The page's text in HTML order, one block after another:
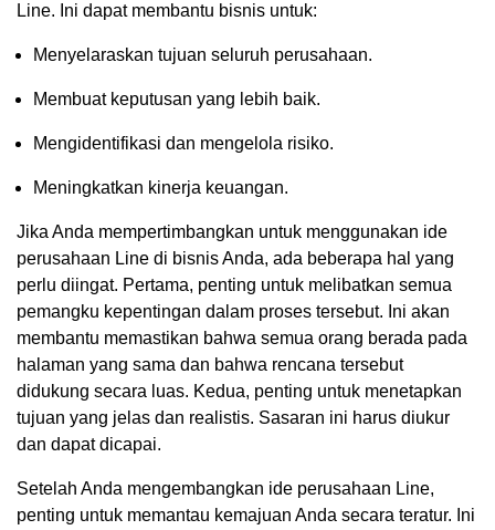
Line. Ini dapat membantu bisnis untuk:
Menyelaraskan tujuan seluruh perusahaan.
Membuat keputusan yang lebih baik.
Mengidentifikasi dan mengelola risiko.
Meningkatkan kinerja keuangan.
Jika Anda mempertimbangkan untuk menggunakan ide
perusahaan Line di bisnis Anda, ada beberapa hal yang
perlu diingat. Pertama, penting untuk melibatkan semua
pemangku kepentingan dalam proses tersebut. Ini akan
membantu memastikan bahwa semua orang berada pada
halaman yang sama dan bahwa rencana tersebut
didukung secara luas. Kedua, penting untuk menetapkan
tujuan yang jelas dan realistis. Sasaran ini harus diukur
dan dapat dicapai.
Setelah Anda mengembangkan ide perusahaan Line,
penting untuk memantau kemajuan Anda secara teratur. Ini